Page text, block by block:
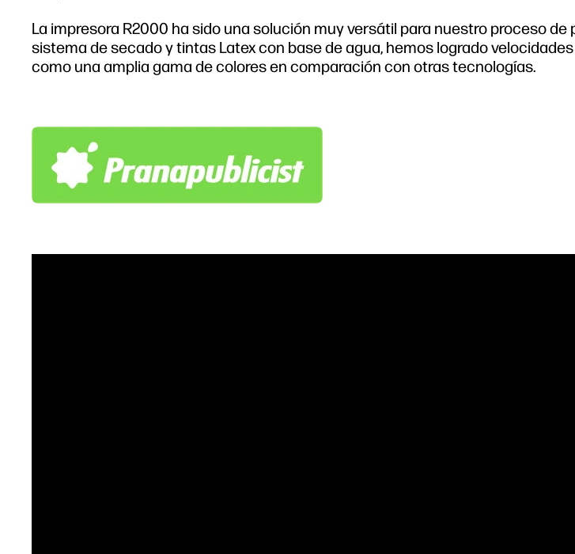
La impresora R2000 ha sido una solución muy versátil para nuestro proceso de
sistema de secado y tintas Latex con base de agua, hemos logrado
como una amplia gama de colores en comparación con otras tecnologías.